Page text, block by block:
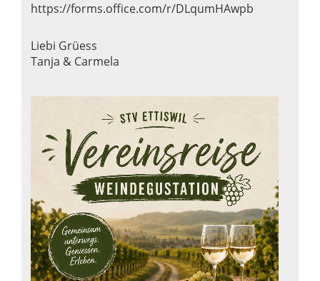
https://forms.office.com/r/DLqumHAwpb
Liebi Grüess
Tanja & Carmela